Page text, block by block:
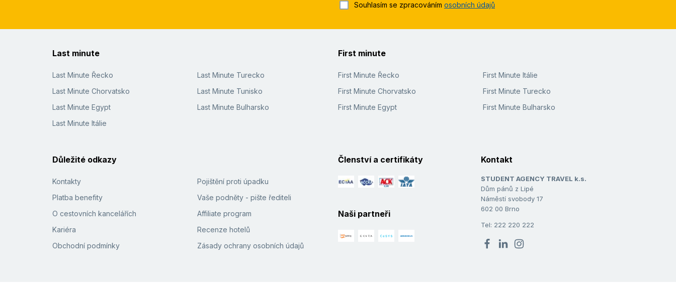
Souhlasím se zpracováním osobních údajů
Last minute
Last Minute Řecko
Last Minute Chorvatsko
Last Minute Egypt
Last Minute Itálie
Last Minute Turecko
Last Minute Tunisko
Last Minute Bulharsko
First minute
First Minute Řecko
First Minute Chorvatsko
First Minute Egypt
First Minute Itálie
First Minute Turecko
First Minute Bulharsko
Důležité odkazy
Kontakty
Platba benefity
O cestovních kancelářích
Kariéra
Obchodní podmínky
Pojištění proti úpadku
Vaše podněty - pište řediteli
Affiliate program
Recenze hotelů
Zásady ochrany osobních údajů
Členství a certifikáty
Naši partneři
Kontakt
STUDENT AGENCY TRAVEL k.s.
Dům pánů z Lipé
Náměstí svobody 17
602 00 Brno
Tel: 222 220 222